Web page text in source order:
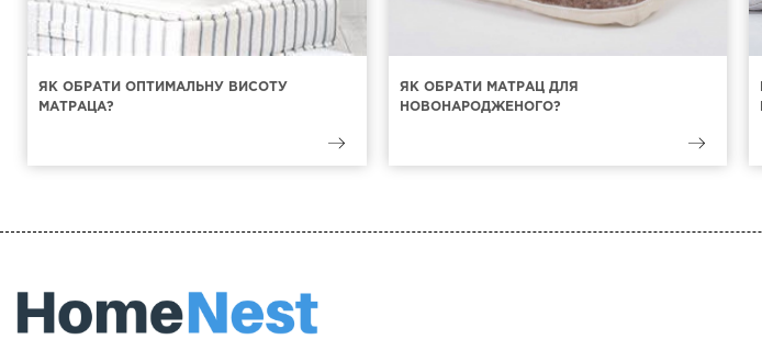
ЯК ОБРАТИ ОПТИМАЛЬНУ ВИСОТУ
МАТРАЦА?
ЯК ОБРАТИ МАТРАЦ ДЛЯ
НОВОНАРОДЖЕНОГО?